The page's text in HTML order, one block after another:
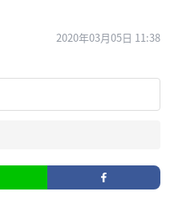
2020年03月05日 11:38